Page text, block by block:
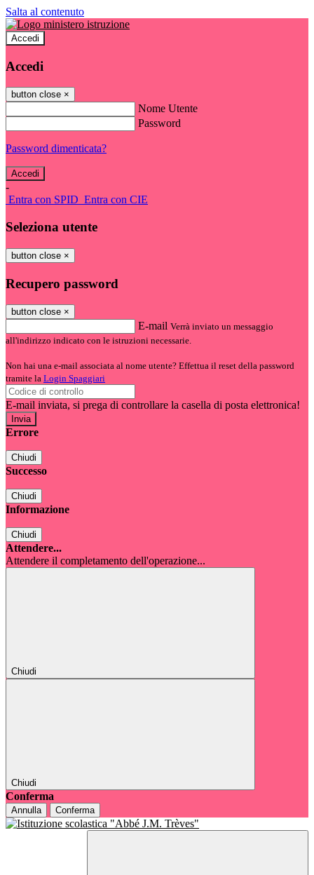
Salta al contenuto
Accedi
Accedi
button close ×
Nome Utente
Password
Password dimenticata?
-
Entra con SPID Entra con CIE
Seleziona utente
button close ×
Recupero password
button close ×
E-mail Verrà inviato un messaggio
all'indirizzo indicato con le istruzioni necessarie.
Non hai una e-mail associata al nome utente? Effettua il reset della password
tramite la Login Spaggiari
E-mail inviata, si prega di controllare la casella di posta elettronica!
Errore
Chiudi
Successo
Chiudi
Informazione
Chiudi
Attendere...
Attendere il completamento dell'operazione...
Chiudi
Chiudi
Conferma
Annulla Conferma